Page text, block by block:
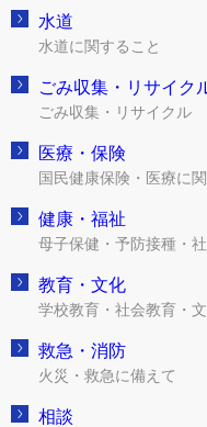
水道
水道に関すること
ごみ収集・リサイク
ごみ収集・リサイクル
医療・保険
国民健康保険・医療に
健康・福祉
母子保健・予防接種・
教育・文化
学校教育・社会教育・
救急・消防
火災・救急に備えて
相談